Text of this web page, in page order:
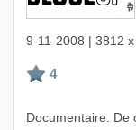
9-11-2008 | 3812
Documentaire. De